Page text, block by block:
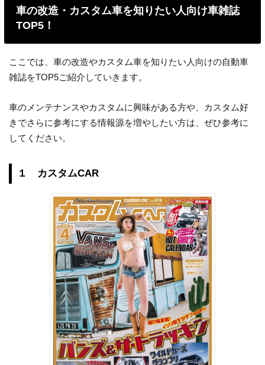
車の改造・カスタム車を知りたい人向け車雑誌
TOP5！
ここでは、車の改造やカスタム車を知りたい人向けの自動車
雑誌をTOP5ご紹介していきます。
車のメンテナンスやカスタムに興味がある方や、カスタム好
きでさらに参考にする情報源を増やしたい方は、ぜひ参考に
してください。
１ カスタムCAR